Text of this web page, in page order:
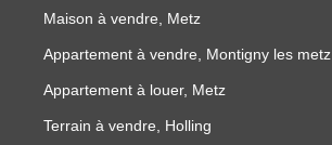
Maison à vendre, Metz
Appartement à vendre, Montigny les metz
Appartement à louer, Metz
Terrain à vendre, Holling